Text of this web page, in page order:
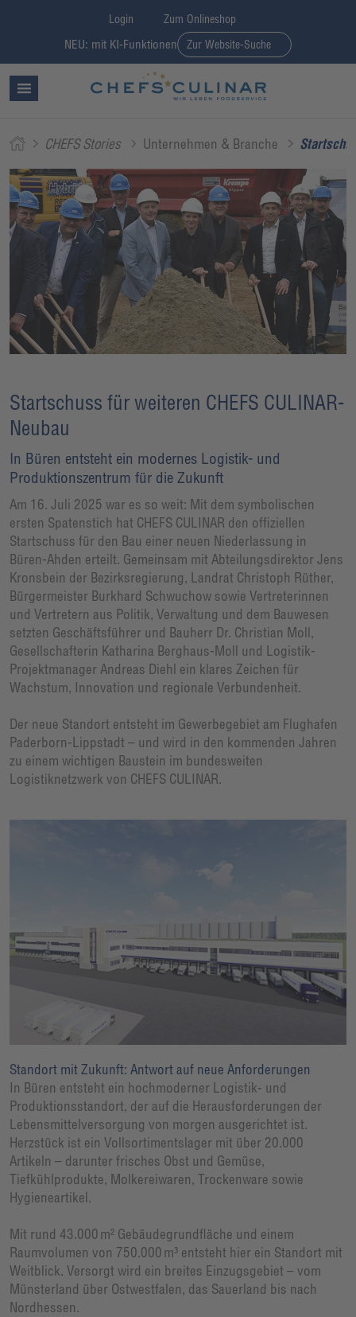
Login Zum Onlineshop
NEU: mit KI-Funktionen Zur Website-Suche
CHEFS Stories Unternehmen & Branche
Startschuss für weiteren CHEFS CULINAR-
Neubau
In Büren entsteht ein modernes Logistik- und
Produktionszentrum für die Zukunft
Am 16. Juli 2025 war es so weit: Mit dem symbolischen
ersten Spatenstich hat CHEFS CULINAR den offiziellen
Startschuss für den Bau einer neuen Niederlassung in
Büren-Ahden erteilt. Gemeinsam mit Abteilungsdirektor Jens
Kronsbein der Bezirksregierung, Landrat Christoph Rüther,
Bürgermeister Burkhard Schwuchow sowie Vertreterinnen
und Vertretern aus Politik, Verwaltung und dem Bauwesen
setzten Geschäftsführer und Bauherr Dr. Christian Moll,
Gesellschafterin Katharina Berghaus-Moll und Logistik-
Projektmanager Andreas Diehl ein klares Zeichen für
Wachstum, Innovation und regionale Verbundenheit.
Der neue Standort entsteht im Gewerbegebiet am Flughafen
Paderborn-Lippstadt – und wird in den kommenden Jahren
zu einem wichtigen Baustein im bundesweiten
Logistiknetzwerk von CHEFS CULINAR.
Standort mit Zukunft: Antwort auf neue Anforderungen
In Büren entsteht ein hochmoderner Logistik- und
Produktionsstandort, der auf die Herausforderungen der
Lebensmittelversorgung von morgen ausgerichtet ist.
Herzstück ist ein Vollsortimentslager mit über 20.000
Artikeln – darunter frisches Obst und Gemüse,
Tiefkühlprodukte, Molkereiwaren, Trockenware sowie
Hygieneartikel.
Mit rund 43.000 m² Gebäudegrundfläche und einem
Raumvolumen von 750.000 m³ entsteht hier ein Standort mit
Weitblick. Versorgt wird ein breites Einzugsgebiet – vom
Münsterland über Ostwestfalen, das Sauerland bis nach
Nordhessen.